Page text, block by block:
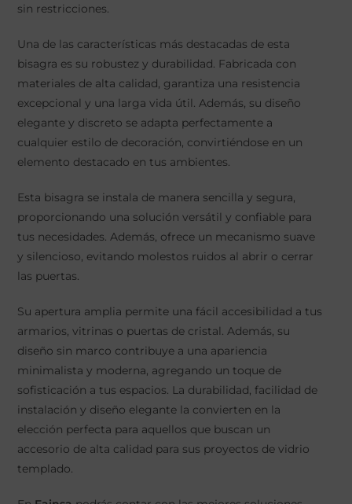
sin restricciones.
Una de las características más destacadas de esta
bisagra es su robustez y durabilidad. Fabricada con
materiales de alta calidad, garantiza una resistencia
excepcional y una larga vida útil. Además, su diseño
elegante y discreto se adapta perfectamente a
cualquier estilo de decoración, convirtiéndose en un
elemento destacado en tus ambientes.
Esta bisagra se instala de manera sencilla y segura,
proporcionando una solución versátil y confiable para
tus necesidades. Además, ofrece un mecanismo suave
y silencioso, evitando molestos ruidos al abrir o cerrar
las puertas.
Su apertura amplia permite una fácil accesibilidad a tus
armarios, vitrinas o puertas de cristal. Además, su
diseño sin marco contribuye a una apariencia
minimalista y moderna, agregando un toque de
sofisticación a tus espacios. La durabilidad, facilidad de
instalación y diseño elegante la convierten en la
elección perfecta para aquellos que buscan un
accesorio de alta calidad para sus proyectos de vidrio
templado.